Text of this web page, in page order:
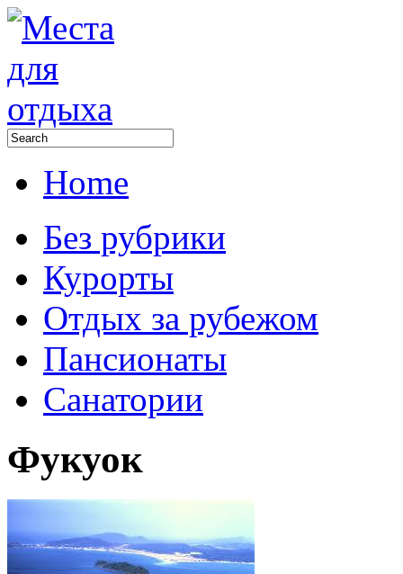
Home
Без рубрики
Курорты
Отдых за рубежом
Пансионаты
Санатории
Фукуок